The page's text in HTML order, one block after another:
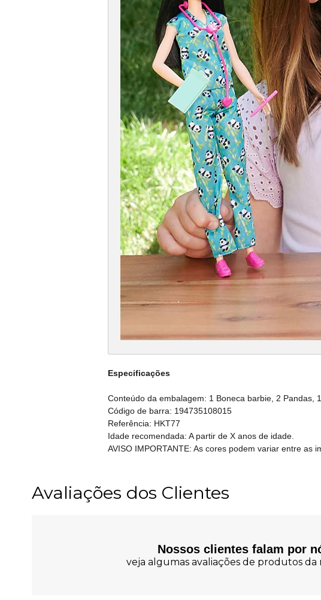
Especificações
Conteúdo da embalagem: 1 Boneca barbie, 2 Pandas,
Código de barra: 194735108015
Referência: HKT77
Idade recomendada: A partir de X anos de idade.
AVISO IMPORTANTE: As cores podem variar entre as
Avaliações dos Clientes
Nossos clientes falam por
veja algumas avaliações de produtos da